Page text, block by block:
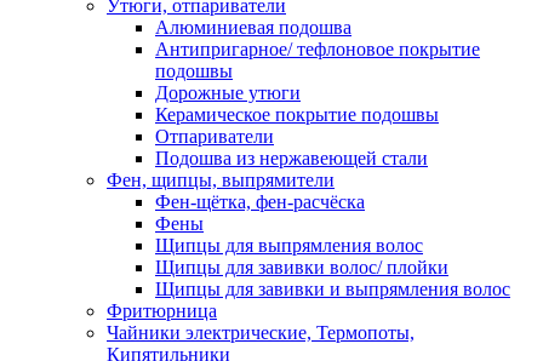
Утюги, отпариватели
Алюминиевая подошва
Антипригарное/ тефлоновое покрытие
подошвы
Дорожные утюги
Керамическое покрытие подошвы
Отпариватели
Подошва из нержавеющей стали
Фен, щипцы, выпрямители
Фен-щётка, фен-расчёска
Фены
Щипцы для выпрямления волос
Щипцы для завивки волос/ плойки
Щипцы для завивки и выпрямления волос
Фритюрница
Чайники электрические, Термопоты,
Кипятильники